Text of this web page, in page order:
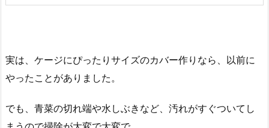
実は、ケージにぴったりサイズのカバー作りなら、以前に
やったことがありました。
でも、青菜の切れ端や水しぶきなど、汚れがすぐついてし